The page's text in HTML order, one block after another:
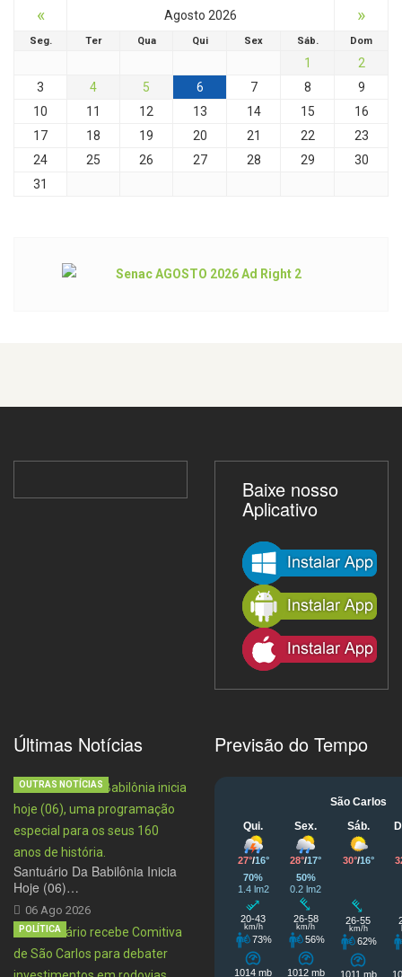
« Agosto 2026 »
Seg. Ter Qua Qui Sex Sáb. Dom
1
2
3
4 5 6 7 8
9
10
11 12 13 14 15
16
17
18 19 20 21 22
23
24
25 26 27 28 29
30
31
Baixe nosso
Aplicativo
Últimas Notícias
Santuário Da Babilônia Inicia
Hoje (06)…
06 Ago 2026
OUTRAS NOTÍCIAS
POLÍTICA
Previsão do Tempo